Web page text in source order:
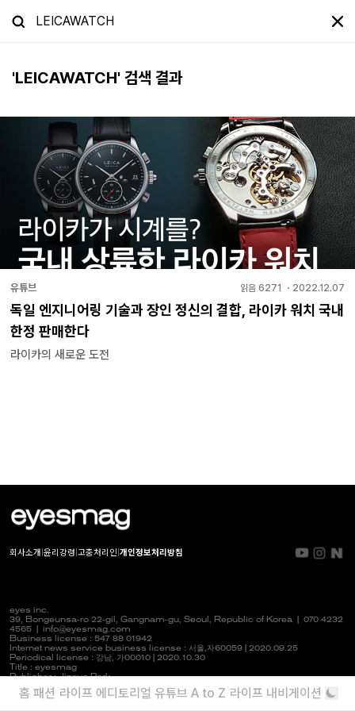
'LEICAWATCH' 검색 결과
유튜브 읽음 6271 ・ 2022.12.07
독일 엔지니어링 기술과 장인 정신의 결합, 라이카 워치 국내
한정 판매한다
라이카의 새로운 도전
회사소개 윤리강령 고충처리인 개인정보처리방침
eyes inc.
39, Bongeunsa-ro 22-gil, Gangnam-gu, Seoul, Republic of Korea | 070 4232
4565
info@eyesmag.com
Business license : 547 88 01942
Internet news service business license : 서울,자60059 | 2020.09.25
Periodical license : 강남, 가00010 | 2020.10.30
Title : eyesmag
Publisher : Jinpyo Park
News manager & Editorial officer : Youlim Heo
홈 패션 라이프 에디토리얼 유튜브 A to Z 라이프 내비게이션